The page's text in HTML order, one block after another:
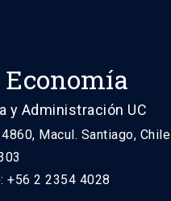
y Administración UC
Macul. Santiago, Chile
+56 2 2354 4028